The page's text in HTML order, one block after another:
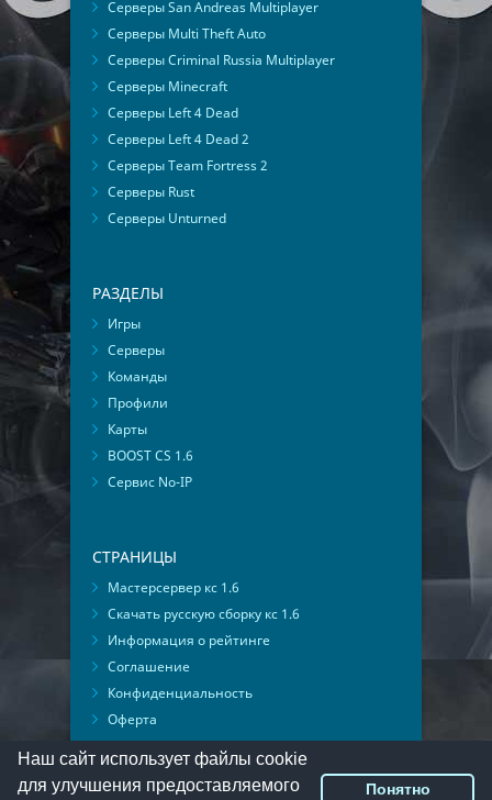
Серверы San Andreas Multiplayer
Серверы Multi Theft Auto
Серверы Criminal Russia Multiplayer
Серверы Minecraft
Серверы Left 4 Dead
Серверы Left 4 Dead 2
Серверы Team Fortress 2
Серверы Rust
Серверы Unturned
РАЗДЕЛЫ
Игры
Серверы
Команды
Профили
Карты
BOOST CS 1.6
Сервис No-IP
СТРАНИЦЫ
Мастерсервер кс 1.6
Скачать русскую сборку кс 1.6
Информация о рейтинге
Соглашение
Конфиденциальность
Оферта
Мониторинг ВКонтакте
Наш сайт использует файлы cookie
для улучшения предоставляемого
Понятно